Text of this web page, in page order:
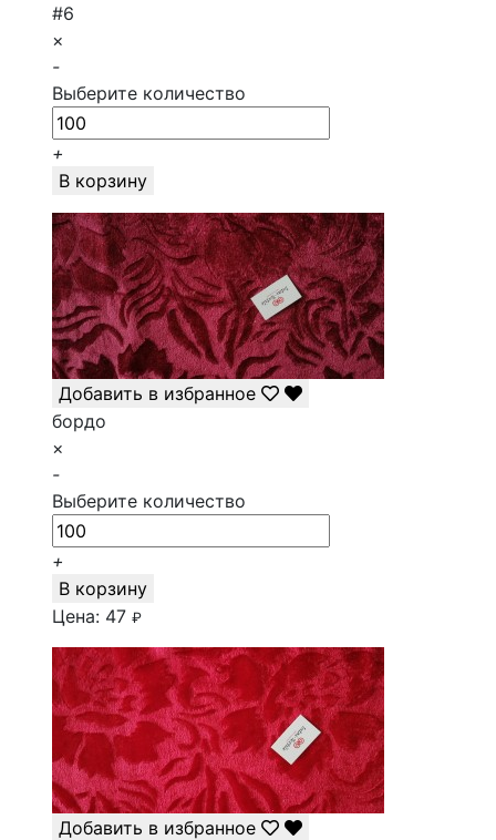
#6
×
-
Выберите количество
+
В корзину
Добавить в избранное
бордо
×
-
Выберите количество
+
В корзину
Цена: 47 ₽
Добавить в избранное